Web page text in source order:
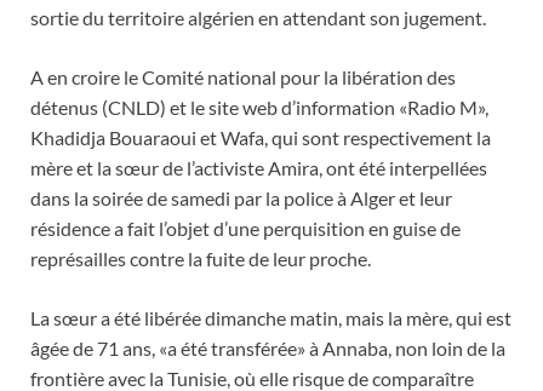
sortie du territoire algérien en attendant son jugement.
A en croire le Comité national pour la libération des
détenus (CNLD) et le site web d’information «Radio M»,
Khadidja Bouaraoui et Wafa, qui sont respectivement la
mère et la sœur de l’activiste Amira, ont été interpellées
dans la soirée de samedi par la police à Alger et leur
résidence a fait l’objet d’une perquisition en guise de
représailles contre la fuite de leur proche.
La sœur a été libérée dimanche matin, mais la mère, qui est
âgée de 71 ans, «a été transférée» à Annaba, non loin de la
frontière avec la Tunisie, où elle risque de comparaître